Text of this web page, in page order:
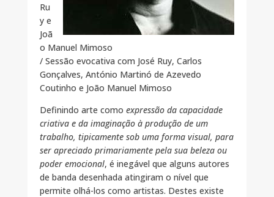
Ru
y e
Joã
o Manuel Mimoso
/ Sessão evocativa com José Ruy, Carlos
Gonçalves, António Martinó de Azevedo
Coutinho e João Manuel Mimoso
Definindo arte como expressão da capacidade
criativa e da imaginação à produção de um
trabalho, tipicamente sob uma forma visual, para
ser apreciado primariamente pela sua beleza ou
poder emocional, é inegável que alguns autores
de banda desenhada atingiram o nível que
permite olhá-los como artistas. Destes existe